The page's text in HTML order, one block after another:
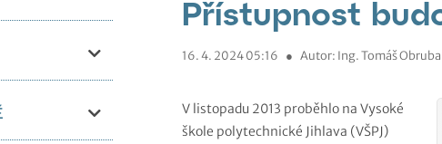
Přístupnost
16. 4. 2024 05:16 ● Autor: Ing. Tomáš Obruba
V listopadu 2013 proběhlo na Vysoké
škole polytechnické Jihlava (VŠPJ)